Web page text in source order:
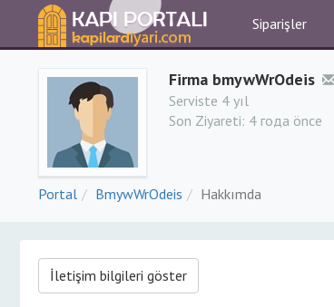
Siparişler
Firma bmywWrOdeis
Serviste 4 yıl
Son Ziyareti: 4 года önce
Portal BmywWrOdeis Hakkımda
İletişim bilgileri göster